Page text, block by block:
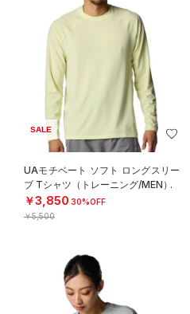
SALE
UAモチベート ソフト ロングスリー
ブ Tシャツ（トレーニング/MEN）
￥3,850 30%OFF
￥5,500